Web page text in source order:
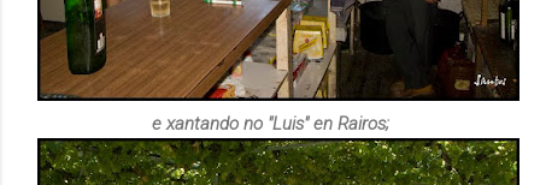
e xantando no "Luis" en Rairos;